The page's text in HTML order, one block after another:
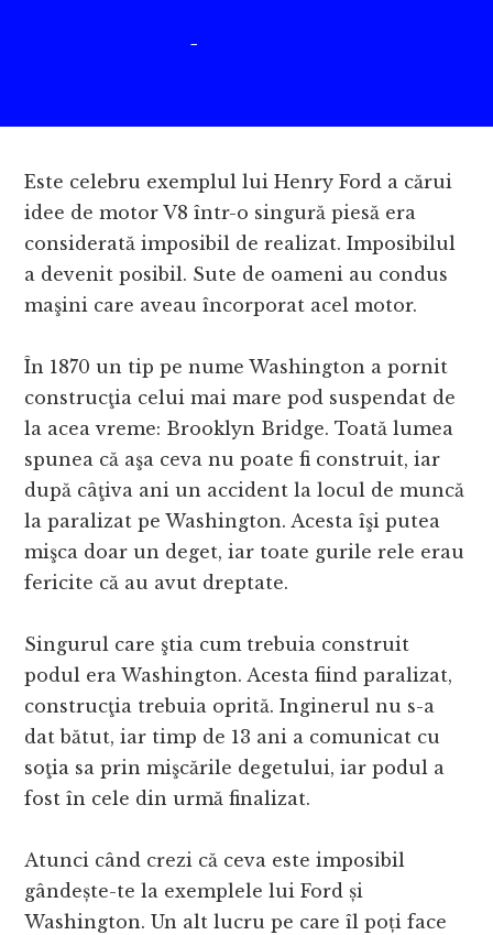
–
Este celebru exemplul lui Henry Ford a cărui
idee de motor V8 într-o singură piesă era
considerată imposibil de realizat. Imposibilul
a devenit posibil. Sute de oameni au condus
maşini care aveau încorporat acel motor.
În 1870 un tip pe nume Washington a pornit
construcţia celui mai mare pod suspendat de
la acea vreme: Brooklyn Bridge. Toată lumea
spunea că aşa ceva nu poate fi construit, iar
după câţiva ani un accident la locul de muncă
la paralizat pe Washington. Acesta îşi putea
mişca doar un deget, iar toate gurile rele erau
fericite că au avut dreptate.
Singurul care ştia cum trebuia construit
podul era Washington. Acesta fiind paralizat,
construcţia trebuia oprită. Inginerul nu s-a
dat bătut, iar timp de 13 ani a comunicat cu
soţia sa prin mişcările degetului, iar podul a
fost în cele din urmă finalizat.
Atunci când crezi că ceva este imposibil
gândește-te la exemplele lui Ford și
Washington. Un alt lucru pe care îl poți face